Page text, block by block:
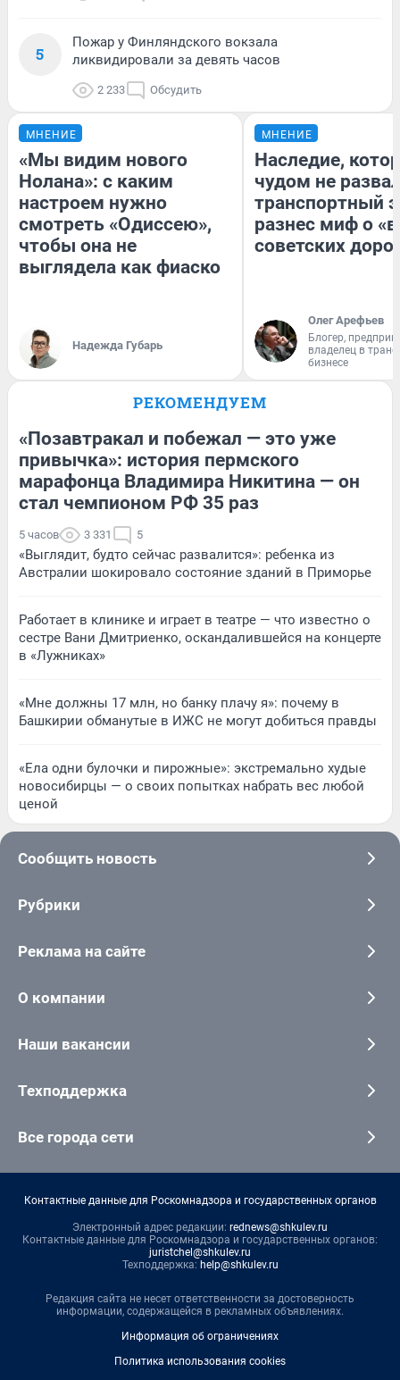
5
Пожар у Финляндского вокзала
ликвидировали за девять часов
2 233 Обсудить
МНЕНИЕ
«Мы видим нового
Нолана»: с каким
настроем нужно
смотреть «Одиссею»,
чтобы она не
выглядела как фиаско
Надежда Губарь
МНЕНИЕ
Наследие,
чудом не
транспортный
разнес миф о
советских
Олег Арефьев
Блогер,
владелец в
бизнесе
РЕКОМЕНДУЕМ
«Позавтракал и побежал — это уже
привычка»: история пермского
марафонца Владимира Никитина — он
стал чемпионом РФ 35 раз
5 часов 3 331 5
«Выглядит, будто сейчас развалится»: ребенка из
Австралии шокировало состояние зданий в Приморье
Работает в клинике и играет в театре — что известно о
сестре Вани Дмитриенко, оскандалившейся на концерте
в «Лужниках»
«Мне должны 17 млн, но банку плачу я»: почему в
Башкирии обманутые в ИЖС не могут добиться правды
«Ела одни булочки и пирожные»: экстремально худые
новосибирцы — о своих попытках набрать вес любой
ценой
Сообщить новость
Рубрики
Реклама на сайте
О компании
Наши вакансии
Техподдержка
Все города сети
Контактные данные для Роскомнадзора и государственных органов
Электронный адрес редакции: rednews@shkulev.ru
Контактные данные для Роскомнадзора и государственных органов:
juristchel@shkulev.ru
Техподдержка: help@shkulev.ru
Редакция сайта не несет ответственности за достоверность
информации, содержащейся в рекламных объявлениях.
Информация об ограничениях
Политика использования cookies